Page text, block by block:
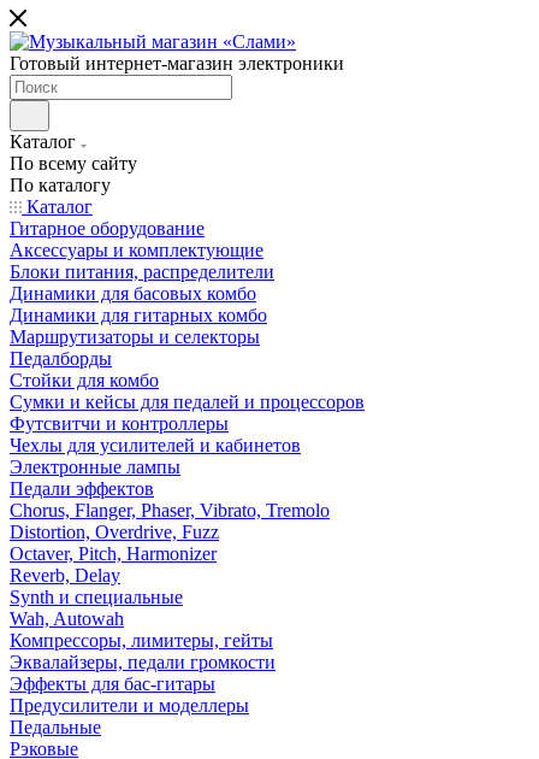
Готовый интернет-магазин электроники
Каталог
По всему сайту
По каталогу
Каталог
Гитарное оборудование
Аксессуары и комплектующие
Блоки питания, распределители
Динамики для басовых комбо
Динамики для гитарных комбо
Маршрутизаторы и селекторы
Педалборды
Стойки для комбо
Сумки и кейсы для педалей и процессоров
Футсвитчи и контроллеры
Чехлы для усилителей и кабинетов
Электронные лампы
Педали эффектов
Chorus, Flanger, Phaser, Vibrato, Tremolo
Distortion, Overdrive, Fuzz
Octaver, Pitch, Harmonizer
Reverb, Delay
Synth и специальные
Wah, Autowah
Компрессоры, лимитеры, гейты
Эквалайзеры, педали громкости
Эффекты для бас-гитары
Предусилители и моделлеры
Педальные
Рэковые